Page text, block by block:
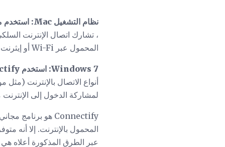
نظام التشغيل Mac: استخدم مشاركة الإنترنت
المحمول عبر Wi-Fi أو إيثرنت. اتبع
Windows 7: استخدم Connectify (مفضل)
لمشاركة الدخول إلى
عبر الطرق المذكورة أعلاه هي